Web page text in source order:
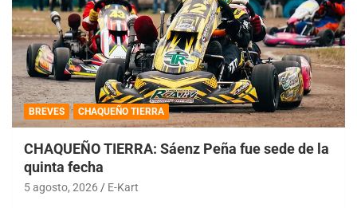
BREVES CHAQUEÑO TIERRA
CHAQUEÑO TIERRA: Sáenz Peña fue sede de la
quinta fecha
5 agosto, 2026 E-Kart